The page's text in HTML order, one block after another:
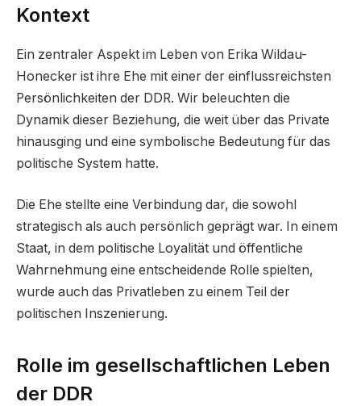
Kontext
Ein zentraler Aspekt im Leben von Erika Wildau-
Honecker ist ihre Ehe mit einer der einflussreichsten
Persönlichkeiten der DDR. Wir beleuchten die
Dynamik dieser Beziehung, die weit über das Private
hinausging und eine symbolische Bedeutung für das
politische System hatte.
Die Ehe stellte eine Verbindung dar, die sowohl
strategisch als auch persönlich geprägt war. In einem
Staat, in dem politische Loyalität und öffentliche
Wahrnehmung eine entscheidende Rolle spielten,
wurde auch das Privatleben zu einem Teil der
politischen Inszenierung.
Rolle im gesellschaftlichen Leben
der DDR